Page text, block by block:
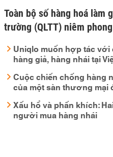
Toàn bộ số hàng hoá làm
trường (QLTT) niêm
Uniqlo muốn hợp tác
hàng giả, hàng nhái tại
Cuộc chiến chống hàng
của một sàn thương mại
Xấu hổ và phấn khích:
người mua hàng nhái